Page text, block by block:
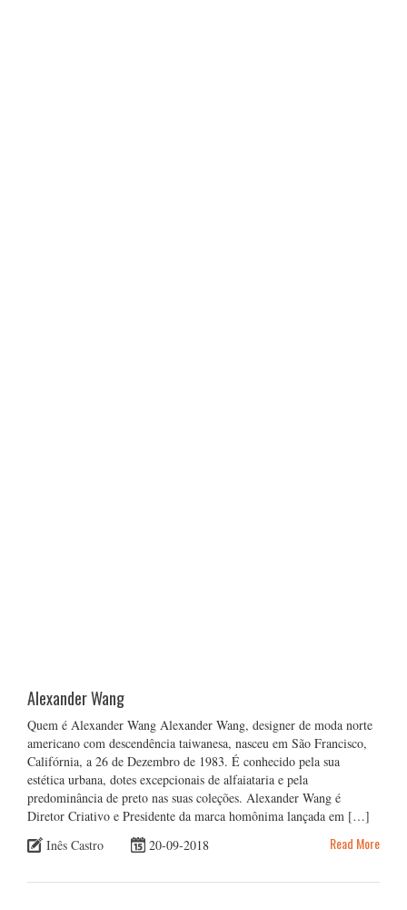
Alexander Wang
Quem é Alexander Wang Alexander Wang, designer de moda norte
americano com descendência taiwanesa, nasceu em São Francisco,
Califórnia, a 26 de Dezembro de 1983. É conhecido pela sua
estética urbana, dotes excepcionais de alfaiataria e pela
predominância de preto nas suas coleções. Alexander Wang é
Diretor Criativo e Presidente da marca homônima lançada em […]
Inês Castro
20-09-2018 Read More